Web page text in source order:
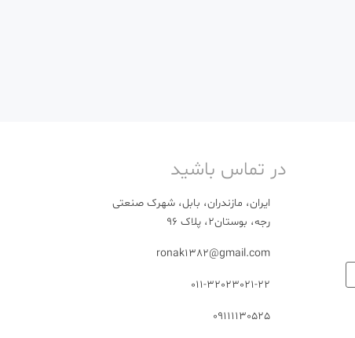
در تماس باشید
ایران، مازندران، بابل، شهرک صنعتی
رجه، بوستان2، پلاک 96
ronak1382@gmail.com
011-32023021-22
09111130525